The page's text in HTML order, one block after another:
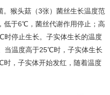
猴头菇（3张）菌丝生长温度范
于6℃，菌丝代谢作用停止；高
停止生长。子实体生长的温度
温度高于25℃时，子实体生长
，子实体开始发红，随着温度